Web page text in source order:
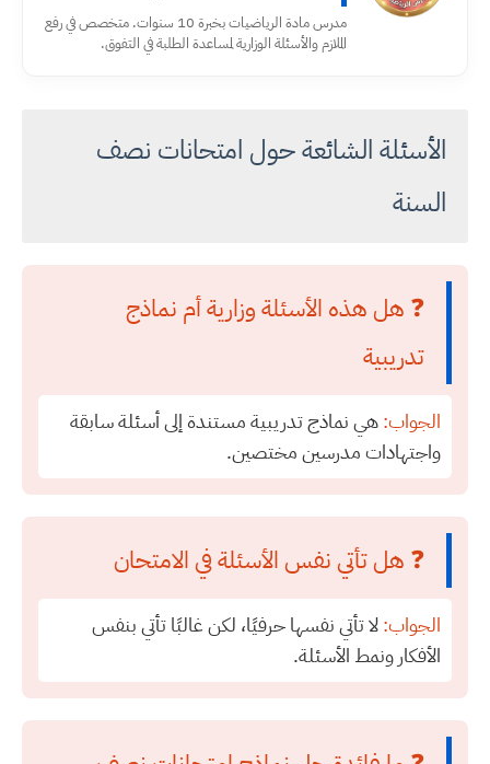
مدرس مادة الرياضيات بخبرة 10 سنوات. متخصص في رفع
الملازم والأسئلة الوزارية لمساعدة الطلبة في التفوق.
الأسئلة الشائعة حول امتحانات نصف
السنة
❓ هل هذه الأسئلة وزارية أم نماذج
تدريبية
الجواب:هي نماذج تدريبية مستندة إلى أسئلة سابقة
واجتهادات مدرسين مختصين.
❓ هل تأتي نفس الأسئلة في الامتحان
الجواب:لا تأتي نفسها حرفيًا، لكن غالبًا تأتي بنفس
الأفكار ونمط الأسئلة.